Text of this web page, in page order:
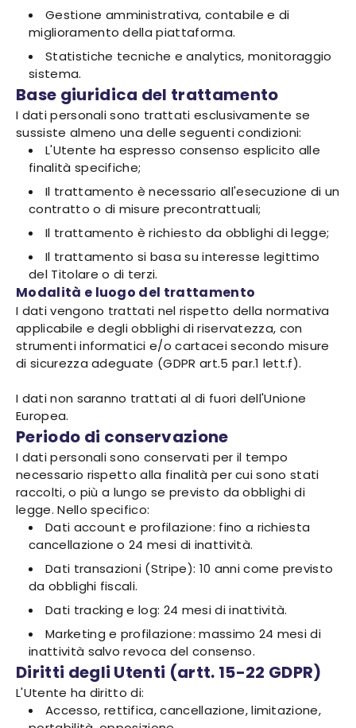
Gestione amministrativa, contabile e di
miglioramento della piattaforma.
Statistiche tecniche e analytics, monitoraggio
sistema.
Base giuridica del trattamento
I dati personali sono trattati esclusivamente se
sussiste almeno una delle seguenti condizioni:
L'Utente ha espresso consenso esplicito alle
finalità specifiche;
Il trattamento è necessario all'esecuzione di un
contratto o di misure precontrattuali;
Il trattamento è richiesto da obblighi di legge;
Il trattamento si basa su interesse legittimo
del Titolare o di terzi.
Modalità e luogo del trattamento
I dati vengono trattati nel rispetto della normativa
applicabile e degli obblighi di riservatezza, con
strumenti informatici e/o cartacei secondo misure
di sicurezza adeguate (GDPR art.5 par.1 lett.f).
I dati non saranno trattati al di fuori dell'Unione
Europea.
Periodo di conservazione
I dati personali sono conservati per il tempo
necessario rispetto alla finalità per cui sono stati
raccolti, o più a lungo se previsto da obblighi di
legge. Nello specifico:
Dati account e profilazione: fino a richiesta
cancellazione o 24 mesi di inattività.
Dati transazioni (Stripe): 10 anni come previsto
da obblighi fiscali.
Dati tracking e log: 24 mesi di inattività.
Marketing e profilazione: massimo 24 mesi di
inattività salvo revoca del consenso.
Diritti degli Utenti (artt. 15-22 GDPR)
L'Utente ha diritto di:
Accesso, rettifica, cancellazione, limitazione,